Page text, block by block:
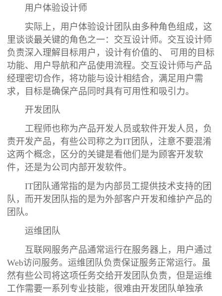
用户体验设计师
实际上，用户体验设计团队由多种角色组成，这
里谈谈最关键的角色之一：交互设计师。交互设计师
负责深入理解目标用户，设计有价值的、 可用的目标
功能、用户导航和产品使用流程。交互设计师与产品
经理密切合作，将功能与设计相结合，满足用户需
求，目标是确保产品同时具有可用性和吸引力。
开发团队
工程师也称为产品开发人员或软件开发人员，负
责开发产品，有些公司称之为IT团队，注意不要混淆
这两个概念，区分的关键是看他们是为顾客开发软
件，还是为公司内部开发软件。
IT团队通常指的是为内部员工提供技术支持的团
队，而开发团队指的是为外部客户开发和维护产品的
团队。
运维团队
互联网服务产品通常运行在服务器上，用户通过
Web访问服务。运维团队负责保证服务正常运行。虽
然有些公司将这项任务交给开发团队负责，但是运维
工作需要一系列专业技能，很难由开发团队单独承